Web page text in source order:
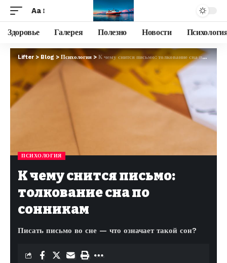
Aa
Здоровье Галерея Полезно Новости
Lifter> Blog > Психология > К чему снится письмо: толкование сна по сонникам
ПСИХОЛОГИЯ
К чему снится письмо:
толкование сна по
сонникам
Писать письмо во сне — что означает такой сон?